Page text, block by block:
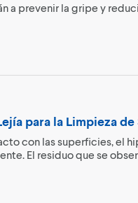
a prevenir la gripe y
para la Limpieza
con las superficies, el
El residuo que se